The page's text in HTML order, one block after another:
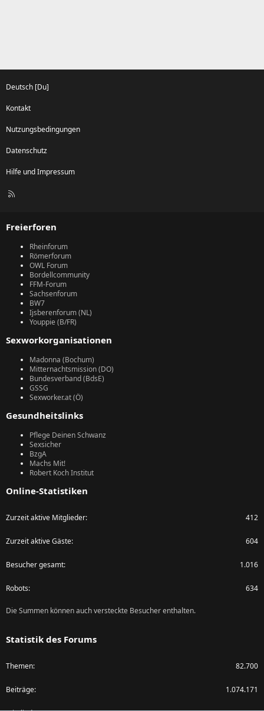
Deutsch [Du]
Kontakt
Nutzungsbedingungen
Datenschutz
Hilfe und Impressum
R
Freierforen
Rheinforum
Römerforum
OWL Forum
Bordellcommunity
FFM-Forum
Sachsenforum
BW7
Ijsberenforum (NL)
Youppie (B/FR)
Sexworkorganisationen
Madonna (Bochum)
Mitternachtsmission (DO)
Bundesverband (BdsE)
GSSG
Sexworker.at (Ö)
Gesundheitslinks
Pflege Deinen Schwanz
Sexsicher
BzgA
Machs Mit!
Robert Koch Institut
Online-Statistiken
Zurzeit aktive Mitglieder 412
Zurzeit aktive Gäste 604
Besucher gesamt 1.016
Robots 634
Die Summen können auch versteckte Besucher enthalten.
Statistik des Forums
Themen 82.700
Beiträge 1.074.171